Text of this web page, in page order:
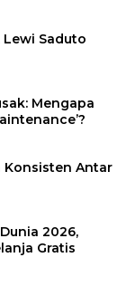
Lewi Saduto
Mengapa
Konsisten Antar
2026,
Gratis